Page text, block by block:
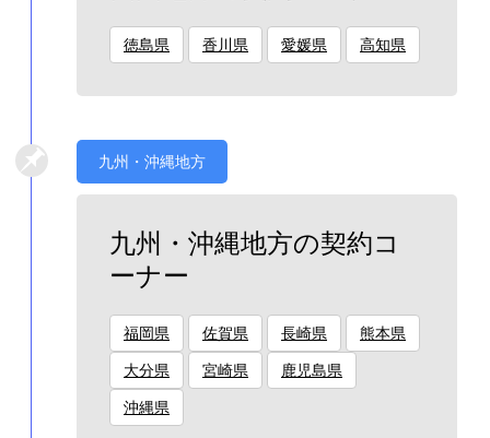
徳島県 香川県 愛媛県 高知県
九州・沖縄地方
九州・沖縄地方の契約コ
ーナー
福岡県 佐賀県 長崎県 熊本県
大分県 宮崎県 鹿児島県
沖縄県